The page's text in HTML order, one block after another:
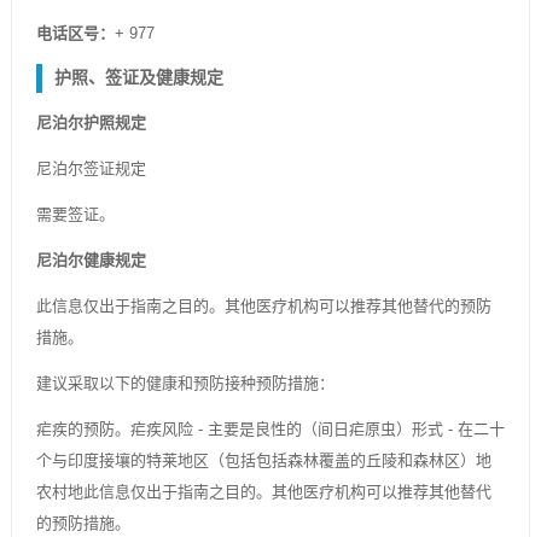
电话区号： + 977
护照、签证及健康规定
尼泊尔护照规定
尼泊尔签证规定
需要签证。
尼泊尔健康规定
此信息仅出于指南之目的。其他医疗机构可以推荐其他替代的预防
措施。
建议采取以下的健康和预防接种预防措施：
疟疾的预防。疟疾风险 - 主要是良性的（间日疟原虫）形式 - 在二十
个与印度接壤的特莱地区（包括包括森林覆盖的丘陵和森林区）地
农村地此信息仅出于指南之目的。其他医疗机构可以推荐其他替代
的预防措施。